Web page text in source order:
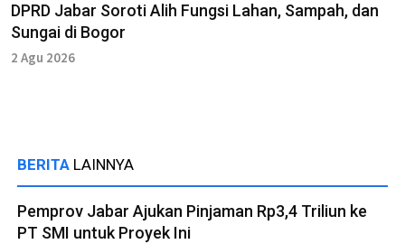
DPRD Jabar Soroti Alih Fungsi Lahan, Sampah, dan
Sungai di Bogor
2 Agu 2026
BERITA LAINNYA
Pemprov Jabar Ajukan Pinjaman Rp3,4 Triliun ke
PT SMI untuk Proyek Ini